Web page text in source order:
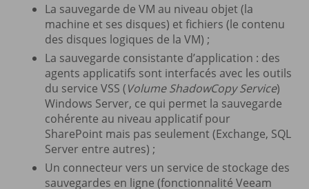
La sauvegarde de VM au niveau objet (la
machine et ses disques) et fichiers (le contenu
des disques logiques de la VM) ;
La sauvegarde consistante d’application : des
agents applicatifs sont interfacés avec les outils
du service VSS (Volume ShadowCopy Service)
Windows Server, ce qui permet la sauvegarde
cohérente au niveau applicatif pour
SharePoint mais pas seulement (Exchange, SQL
Server entre autres) ;
Un connecteur vers un service de stockage des
sauvegardes en ligne (fonctionnalité Veeam